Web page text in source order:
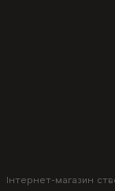
Інтернет-магазин